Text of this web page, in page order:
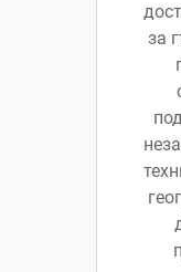
за